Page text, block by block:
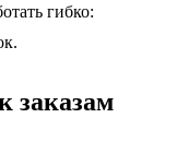
гибко:
заказам